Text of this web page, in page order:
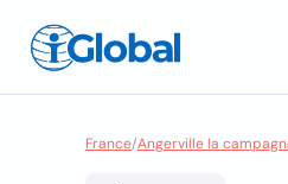
France/Angerville la